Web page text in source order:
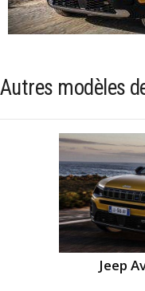
Autres modèles
Jeep